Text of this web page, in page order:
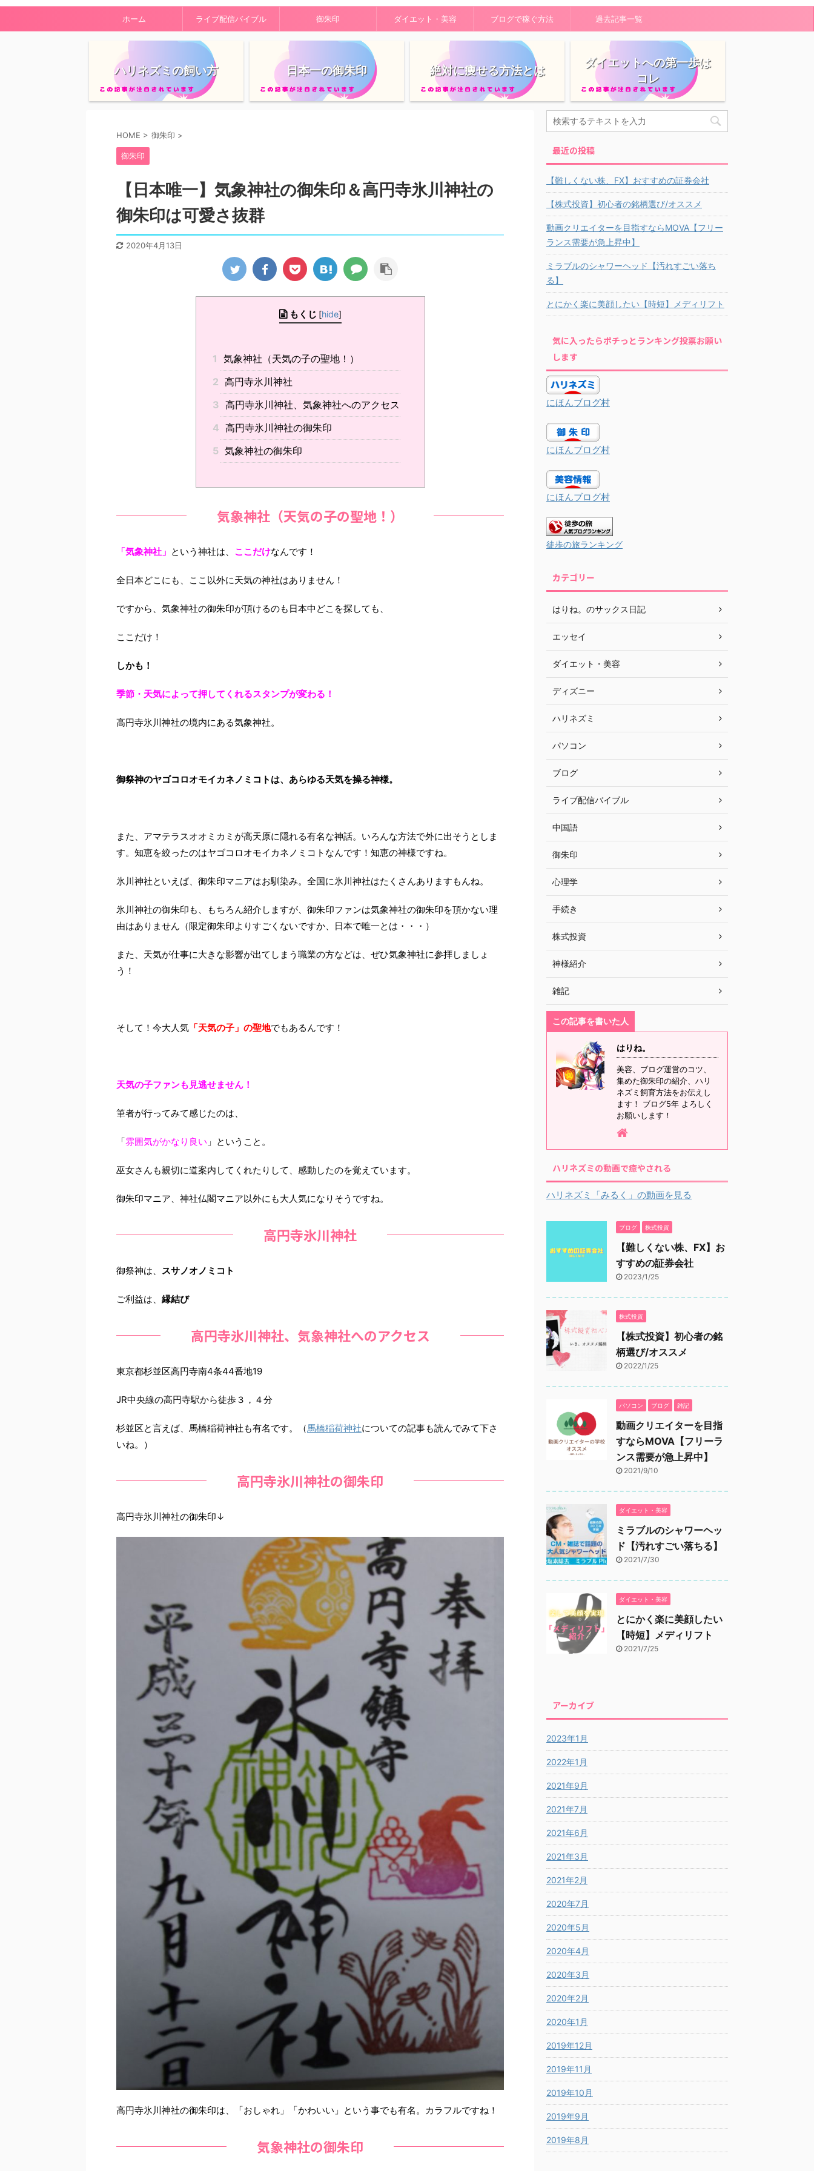
ホーム ライブ配信バイブル 御朱印 ダイエット・美容 ブログで稼ぐ方法 過去記事一覧
ハリネズミの飼い方 日本一の御朱印 絶対に痩せる方法とは
ダイエットへの第一歩は
コレ
HOME > 御朱印 >
御朱印
【日本唯一】気象神社の御朱印＆高円寺氷川神社の
御朱印は可愛さ抜群
2020年4月13日
もくじ [hide]
1 気象神社（天気の子の聖地！）
2 高円寺氷川神社
3 高円寺氷川神社、気象神社へのアクセス
4 高円寺氷川神社の御朱印
5 気象神社の御朱印
気象神社（天気の子の聖地！）
「気象神社」 という神社は、 ここだけなんです！
全日本どこにも、ここ以外に天気の神社はありません！
ですから、気象神社の御朱印が頂けるのも日本中どこを探しても、
ここだけ！
しかも！
季節・天気によって押してくれるスタンプが変わる！
高円寺氷川神社の境内にある気象神社。
御祭神のヤゴコロオモイカネノミコトは、あらゆる天気を操る神様。
また、アマテラスオオミカミが高天原に隠れる有名な神話。いろんな方法で外に出そうとしま
す。知恵を絞ったのはヤゴコロオモイカネノミコトなんです！知恵の神様ですね。
氷川神社といえば、御朱印マニアはお馴染み。全国に氷川神社はたくさんありますもんね。
氷川神社の御朱印も、もちろん紹介しますが、御朱印ファンは気象神社の御朱印を頂かない理
由はありません（限定御朱印よりすごくないですか、日本で唯一とは・・・）
また、天気が仕事に大きな影響が出てしまう職業の方などは、ぜひ気象神社に参拝しましょ
う！
そして！今大人気 「天気の子」の聖地でもあるんです！
天気の子ファンも見逃せません！
筆者が行ってみて感じたのは、
「雰囲気がかなり良い 」 ということ。
巫女さんも親切に道案内してくれたりして、感動したのを覚えています。
御朱印マニア、神社仏閣マニア以外にも大人気になりそうですね。
高円寺氷川神社
御祭神は、 スサノオノミコト
ご利益は、 縁結び
高円寺氷川神社、気象神社へのアクセス
東京都杉並区高円寺南4条44番地19
JR中央線の高円寺駅から徒歩３，４分
杉並区と言えば、馬橋稲荷神社も有名です。（馬橋稲荷神社についての記事も読んでみて下さ
いね。）
高円寺氷川神社の御朱印
高円寺氷川神社の御朱印↓
高円寺氷川神社の御朱印は、「おしゃれ」「かわいい」という事でも有名。カラフルですね！
気象神社の御朱印
最近の投稿
【難しくない株、FX】おすすめの証券会社
【株式投資】初心者の銘柄選び/オススメ
動画クリエイターを目指すならMOVA【フリー
ランス需要が急上昇中】
ミラブルのシャワーヘッド【汚れすごい落ち
る】
とにかく楽に美顔したい【時短】メディリフト
気に入ったらポチっとランキング投票お願い
します
にほんブログ村
にほんブログ村
にほんブログ村
徒歩の旅ランキング
カテゴリー
はりね。のサックス日記
エッセイ
ダイエット・美容
ディズニー
ハリネズミ
パソコン
ブログ
ライブ配信バイブル
中国語
御朱印
心理学
手続き
株式投資
神様紹介
雑記
この記事を書いた人
はりね。
美容、ブログ運営のコツ、
集めた御朱印の紹介、ハリ
ネズミ飼育方法をお伝えし
ます！ ブログ5年 よろしく
お願いします！
ハリネズミの動画で癒やされる
ハリネズミ「みるく」の動画を見る
ブログ 株式投資
【難しくない株、FX】お
すすめの証券会社
2023/1/25
株式投資
【株式投資】初心者の銘
柄選び/オススメ
2022/1/25
パソコン ブログ 雑記
動画クリエイターを目指
すならMOVA【フリーラ
ンス需要が急上昇中】
2021/9/10
ダイエット・美容
ミラブルのシャワーヘッ
ド【汚れすごい落ちる】
2021/7/30
ダイエット・美容
とにかく楽に美顔したい
【時短】メディリフト
2021/7/25
アーカイブ
2023年1月
2022年1月
2021年9月
2021年7月
2021年6月
2021年3月
2021年2月
2020年7月
2020年5月
2020年4月
2020年3月
2020年2月
2020年1月
2019年12月
2019年11月
2019年10月
2019年9月
2019年8月